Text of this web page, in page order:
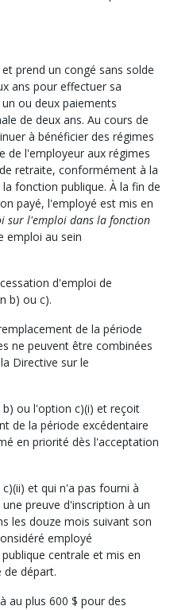
prend un congé sans solde
ans pour effectuer sa
ou deux paiements
de deux ans. Au cours de
à bénéficier des régimes
de l'employeur aux régimes
retraite, conformément à la
fonction publique. À la fin de
payé, l'employé est mis en
sur l'emploi dans la fonction
emploi au sein
d'emploi de
b) ou c).
de la période
ne peuvent être combinées
Directive sur le
ou l'option c)(i) et reçoit
de la période excédentaire
en priorité dès l'acceptation
et qui n'a pas fourni à
preuve d'inscription à un
les douze mois suivant son
employé
centrale et mis en
de départ.
au plus 600 $ pour des